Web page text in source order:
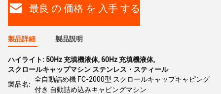
最良 の 価格 を 入手 する
製品詳細 製品説明
ハイライト: 50Hz 充填機液体, 60Hz 充填機液体,
スクロールキャップマシン ステンレス・スティール
製品名:
全自動詰め機 FC-2000型 スクロールキャップキャピング
付き 自動詰め込みキャピングマシン